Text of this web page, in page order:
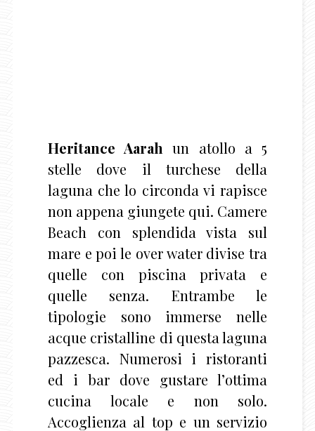
Heritance Aarah un atollo a 5
stelle dove il turchese della
laguna che lo circonda vi rapisce
non appena giungete qui. Camere
Beach con splendida vista sul
mare e poi le over water divise tra
quelle con piscina privata e
quelle senza. Entrambe le
tipologie sono immerse nelle
acque cristalline di questa laguna
pazzesca. Numerosi i ristoranti
ed i bar dove gustare l’ottima
cucina locale e non solo.
Accoglienza al top e un servizio